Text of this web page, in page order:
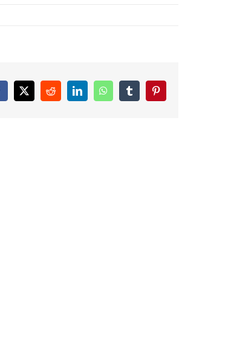
X RedditLinkedInWhatsAppTumblrPinterest